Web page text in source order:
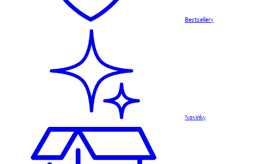
Bestsellery
Novinky